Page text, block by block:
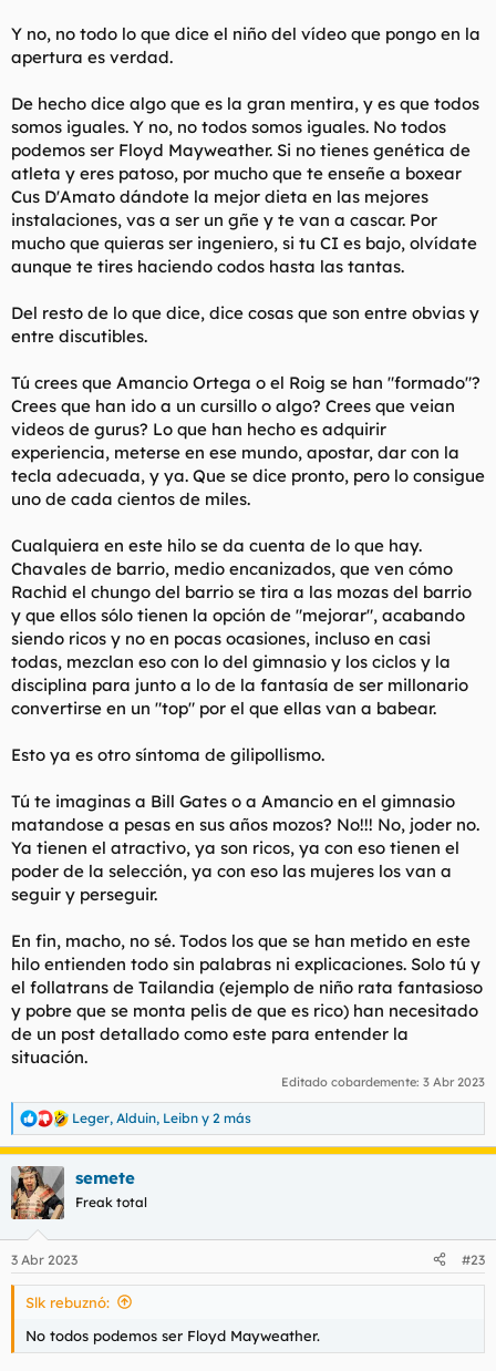
Y no, no todo lo que dice el niño del vídeo que pongo en la
apertura es verdad.
De hecho dice algo que es la gran mentira, y es que todos
somos iguales. Y no, no todos somos iguales. No todos
podemos ser Floyd Mayweather. Si no tienes genética de
atleta y eres patoso, por mucho que te enseñe a boxear
Cus D'Amato dándote la mejor dieta en las mejores
instalaciones, vas a ser un gñe y te van a cascar. Por
mucho que quieras ser ingeniero, si tu CI es bajo, olvídate
aunque te tires haciendo codos hasta las tantas.
Del resto de lo que dice, dice cosas que son entre obvias y
entre discutibles.
Tú crees que Amancio Ortega o el Roig se han "formado"?
Crees que han ido a un cursillo o algo? Crees que veian
videos de gurus? Lo que han hecho es adquirir
experiencia, meterse en ese mundo, apostar, dar con la
tecla adecuada, y ya. Que se dice pronto, pero lo consigue
uno de cada cientos de miles.
Cualquiera en este hilo se da cuenta de lo que hay.
Chavales de barrio, medio encanizados, que ven cómo
Rachid el chungo del barrio se tira a las mozas del barrio
y que ellos sólo tienen la opción de "mejorar", acabando
siendo ricos y no en pocas ocasiones, incluso en casi
todas, mezclan eso con lo del gimnasio y los ciclos y la
disciplina para junto a lo de la fantasía de ser millonario
convertirse en un "top" por el que ellas van a babear.
Esto ya es otro síntoma de gilipollismo.
Tú te imaginas a Bill Gates o a Amancio en el gimnasio
matandose a pesas en sus años mozos? No!!! No, joder no.
Ya tienen el atractivo, ya son ricos, ya con eso tienen el
poder de la selección, ya con eso las mujeres los van a
seguir y perseguir.
En fin, macho, no sé. Todos los que se han metido en este
hilo entienden todo sin palabras ni explicaciones. Solo tú y
el follatrans de Tailandia (ejemplo de niño rata fantasioso
y pobre que se monta pelis de que es rico) han necesitado
de un post detallado como este para entender la
situación.
Editado cobardemente: 3 Abr 2023
R
e
a
c
c
i
e
s
Leger, Alduin, Leibn y 2 más
semete
Freak total
3 Abr 2023 #23
Slk rebuznó:
No todos podemos ser Floyd Mayweather.